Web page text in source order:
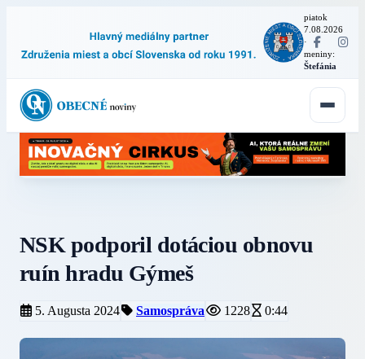
piatok
7.08.2026
·
meniny:
Štefánia
NSK podporil dotáciou obnovu
ruín hradu Gýmeš
5. Augusta 2024 Samospráva 1228 0:44